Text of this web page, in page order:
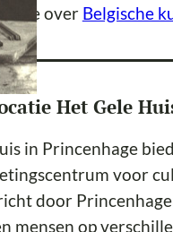
over Belgische
Het Gele
in Princenhage
voor
door
mensen op